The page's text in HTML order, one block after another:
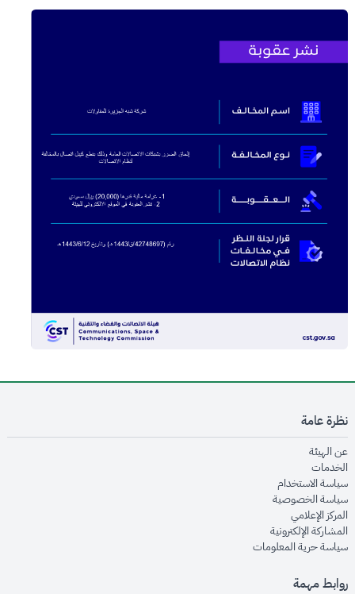
نظرة عامة
عن الهيئةopens in new window
الخدماتopens in new window
سياسة الاستخدام
سياسة الخصوصيةopens in new window
المركز الإعلاميopens in new window
المشاركة الإلكترونيةopens in new window
سياسة حرية المعلوماتopens in new window
روابط مهمة